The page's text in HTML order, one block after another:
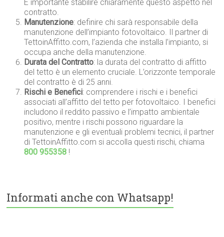
È importante stabilire chiaramente questo aspetto nel
contratto.
Manutenzione: definire chi sarà responsabile della
manutenzione dell’impianto fotovoltaico. Il partner di
TettoinAffitto.com, l’azienda che installa l’impianto, si
occupa anche della manutenzione.
Durata del Contratto: la durata del contratto di affitto
del tetto è un elemento cruciale. L’orizzonte temporale
del contratto è di 25 anni.
Rischi e Benefici: comprendere i rischi e i benefici
associati all’affitto del tetto per fotovoltaico. I benefici
includono il reddito passivo e l’impatto ambientale
positivo, mentre i rischi possono riguardare la
manutenzione e gli eventuali problemi tecnici, il partner
di TettoinAffitto.com si accolla questi rischi, chiama
800 955358 !
Informati anche con Whatsapp!